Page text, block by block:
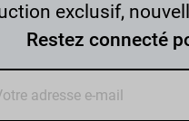
exclusif,
Restez connecté